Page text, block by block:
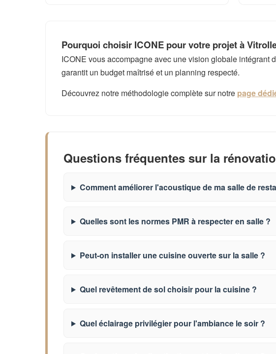
Pourquoi choisir ICONE pour votre projet à
ICONE vous accompagne avec une vision globale intégrant
garantit un budget maîtrisé et un planning respecté.
Découvrez notre méthodologie complète sur notre page
Questions fréquentes sur la
Comment améliorer l'acoustique de ma salle de
Quelles sont les normes PMR à respecter en salle ?
Peut-on installer une cuisine ouverte sur la salle ?
Quel revêtement de sol choisir pour la cuisine ?
Quel éclairage privilégier pour l'ambiance le soir ?